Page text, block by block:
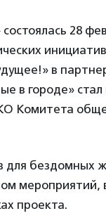
28
в
в городе»
Комитета
для бездомных
мероприятий,
проекта.